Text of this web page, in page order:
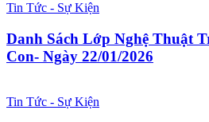
Tin Tức - Sự Kiện
Danh Sách Lớp Nghệ Thuật
Con- Ngày 22/01/2026
Tin Tức - Sự Kiện